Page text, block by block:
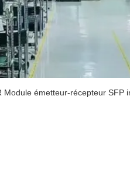
Module émetteur-récepteur SFP